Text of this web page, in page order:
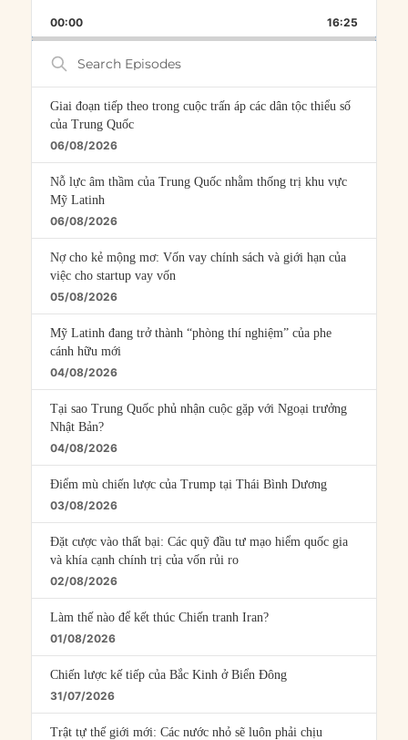
RATE
FORWARD
00:00 16:25
Search
Episodes
Giai đoạn tiếp theo trong cuộc trấn áp các dân tộc thiểu số
của Trung Quốc
06/08/2026
Nỗ lực âm thầm của Trung Quốc nhằm thống trị khu vực
Mỹ Latinh
06/08/2026
Nợ cho kẻ mộng mơ: Vốn vay chính sách và giới hạn của
việc cho startup vay vốn
05/08/2026
Mỹ Latinh đang trở thành “phòng thí nghiệm” của phe
cánh hữu mới
04/08/2026
Tại sao Trung Quốc phủ nhận cuộc gặp với Ngoại trưởng
Nhật Bản?
04/08/2026
Điểm mù chiến lược của Trump tại Thái Bình Dương
03/08/2026
Đặt cược vào thất bại: Các quỹ đầu tư mạo hiểm quốc gia
và khía cạnh chính trị của vốn rủi ro
02/08/2026
Làm thế nào để kết thúc Chiến tranh Iran?
01/08/2026
Chiến lược kế tiếp của Bắc Kinh ở Biển Đông
31/07/2026
Trật tự thế giới mới: Các nước nhỏ sẽ luôn phải chịu